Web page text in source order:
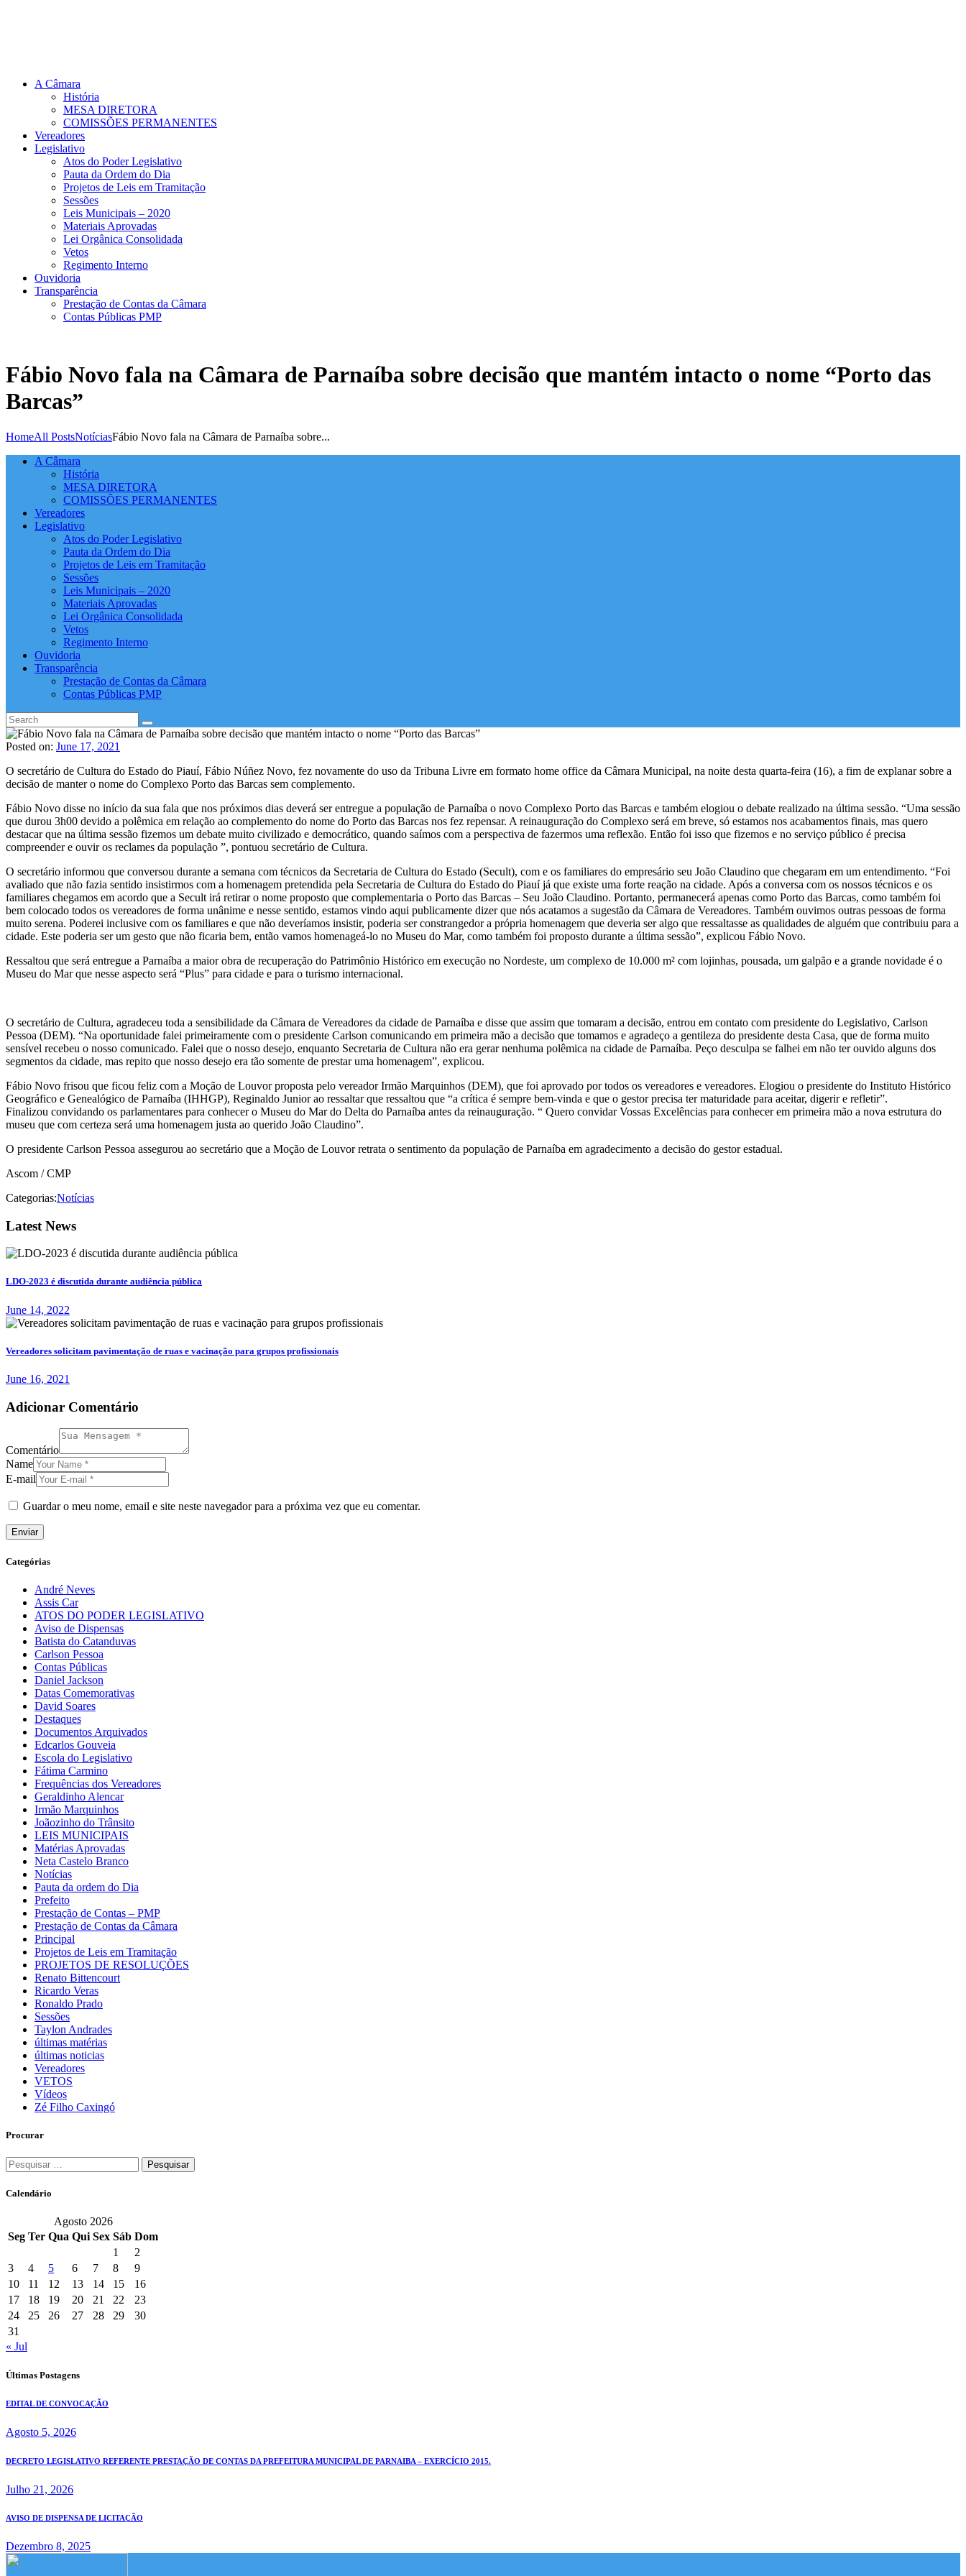
A Câmara
História
MESA DIRETORA
COMISSÕES PERMANENTES
Vereadores
Legislativo
Atos do Poder Legislativo
Pauta da Ordem do Dia
Projetos de Leis em Tramitação
Sessões
Leis Municipais – 2020
Materiais Aprovadas
Lei Orgânica Consolidada
Vetos
Regimento Interno
Ouvidoria
Transparência
Prestação de Contas da Câmara
Contas Públicas PMP
Fábio Novo fala na Câmara de Parnaíba sobre decisão que mantém intacto o nome “Porto das
Barcas”
HomeAll PostsNotíciasFábio Novo fala na Câmara de Parnaíba sobre...
A Câmara
História
MESA DIRETORA
COMISSÕES PERMANENTES
Vereadores
Legislativo
Atos do Poder Legislativo
Pauta da Ordem do Dia
Projetos de Leis em Tramitação
Sessões
Leis Municipais – 2020
Materiais Aprovadas
Lei Orgânica Consolidada
Vetos
Regimento Interno
Ouvidoria
Transparência
Prestação de Contas da Câmara
Contas Públicas PMP
Posted on: June 17, 2021
O secretário de Cultura do Estado do Piauí, Fábio Núñez Novo, fez novamente do uso da Tribuna Livre em formato home office da Câmara Municipal, na noite desta quarta-feira (16), a fim de explanar sobre a
decisão de manter o nome do Complexo Porto das Barcas sem complemento.
Fábio Novo disse no início da sua fala que nos próximos dias deverá ser entregue a população de Parnaíba o novo Complexo Porto das Barcas e também elogiou o debate realizado na última sessão. “Uma sessão
que durou 3h00 devido a polêmica em relação ao complemento do nome do Porto das Barcas nos fez repensar. A reinauguração do Complexo será em breve, só estamos nos acabamentos finais, mas quero
destacar que na última sessão fizemos um debate muito civilizado e democrático, quando saímos com a perspectiva de fazermos uma reflexão. Então foi isso que fizemos e no serviço público é precisa
compreender e ouvir os reclames da população ”, pontuou secretário de Cultura.
O secretário informou que conversou durante a semana com técnicos da Secretaria de Cultura do Estado (Secult), com e os familiares do empresário seu João Claudino que chegaram em um entendimento. “Foi
avaliado que não fazia sentido insistirmos com a homenagem pretendida pela Secretaria de Cultura do Estado do Piauí já que existe uma forte reação na cidade. Após a conversa com os nossos técnicos e os
familiares chegamos em acordo que a Secult irá retirar o nome proposto que complementaria o Porto das Barcas – Seu João Claudino. Portanto, permanecerá apenas como Porto das Barcas, como também foi
bem colocado todos os vereadores de forma unânime e nesse sentido, estamos vindo aqui publicamente dizer que nós acatamos a sugestão da Câmara de Vereadores. Também ouvimos outras pessoas de forma
muito serena. Poderei inclusive com os familiares e que não deveríamos insistir, poderia ser constrangedor a própria homenagem que deveria ser algo que ressaltasse as qualidades de alguém que contribuiu para a
cidade. Este poderia ser um gesto que não ficaria bem, então vamos homenageá-lo no Museu do Mar, como também foi proposto durante a última sessão”, explicou Fábio Novo.
Ressaltou que será entregue a Parnaíba a maior obra de recuperação do Patrimônio Histórico em execução no Nordeste, um complexo de 10.000 m² com lojinhas, pousada, um galpão e a grande novidade é o
Museu do Mar que nesse aspecto será “Plus” para cidade e para o turismo internacional.
O secretário de Cultura, agradeceu toda a sensibilidade da Câmara de Vereadores da cidade de Parnaíba e disse que assim que tomaram a decisão, entrou em contato com presidente do Legislativo, Carlson
Pessoa (DEM). “Na oportunidade falei primeiramente com o presidente Carlson comunicando em primeira mão a decisão que tomamos e agradeço a gentileza do presidente desta Casa, que de forma muito
sensível recebeu o nosso comunicado. Falei que o nosso desejo, enquanto Secretaria de Cultura não era gerar nenhuma polêmica na cidade de Parnaíba. Peço desculpa se falhei em não ter ouvido alguns dos
segmentos da cidade, mas repito que nosso desejo era tão somente de prestar uma homenagem”, explicou.
Fábio Novo frisou que ficou feliz com a Moção de Louvor proposta pelo vereador Irmão Marquinhos (DEM), que foi aprovado por todos os vereadores e vereadores. Elogiou o presidente do Instituto Histórico
Geográfico e Genealógico de Parnaíba (IHHGP), Reginaldo Junior ao ressaltar que ressaltou que “a crítica é sempre bem-vinda e que o gestor precisa ter maturidade para aceitar, digerir e refletir”.
Finalizou convidando os parlamentares para conhecer o Museu do Mar do Delta do Parnaíba antes da reinauguração. “ Quero convidar Vossas Excelências para conhecer em primeira mão a nova estrutura do
museu que com certeza será uma homenagem justa ao querido João Claudino”.
O presidente Carlson Pessoa assegurou ao secretário que a Moção de Louvor retrata o sentimento da população de Parnaíba em agradecimento a decisão do gestor estadual.
Ascom / CMP
Categorias:Notícias
Latest News
LDO-2023 é discutida durante audiência pública
June 14, 2022
Vereadores solicitam pavimentação de ruas e vacinação para grupos profissionais
June 16, 2021
Adicionar Comentário
Comentário
Name
E-mail
Guardar o meu nome, email e site neste navegador para a próxima vez que eu comentar.
Categórias
André Neves
Assis Car
ATOS DO PODER LEGISLATIVO
Aviso de Dispensas
Batista do Catanduvas
Carlson Pessoa
Contas Públicas
Daniel Jackson
Datas Comemorativas
David Soares
Destaques
Documentos Arquivados
Edcarlos Gouveia
Escola do Legislativo
Fátima Carmino
Frequências dos Vereadores
Geraldinho Alencar
Irmão Marquinhos
Joãozinho do Trânsito
LEIS MUNICIPAIS
Matérias Aprovadas
Neta Castelo Branco
Notícias
Pauta da ordem do Dia
Prefeito
Prestação de Contas – PMP
Prestação de Contas da Câmara
Principal
Projetos de Leis em Tramitação
PROJETOS DE RESOLUÇÕES
Renato Bittencourt
Ricardo Veras
Ronaldo Prado
Sessões
Taylon Andrades
últimas matérias
últimas noticias
Vereadores
VETOS
Vídeos
Zé Filho Caxingó
Procurar
Pesquisar
por:
Calendário
Agosto 2026
Seg Ter Qua Qui Sex Sáb Dom
1
2
3
4 5 6 7 8
9
10
11 12 13 14 15
16
17
18 19 20 21 22
23
24
25 26 27 28 29
30
31
« Jul
Últimas Postagens
EDITAL DE CONVOCAÇÃO
Agosto 5, 2026
DECRETO LEGISLATIVO REFERENTE PRESTAÇÃO DE CONTAS DA PREFEITURA MUNICIPAL DE PARNAIBA – EXERCÍCIO 2015.
Julho 21, 2026
AVISO DE DISPENSA DE LICITAÇÃO
Dezembro 8, 2025